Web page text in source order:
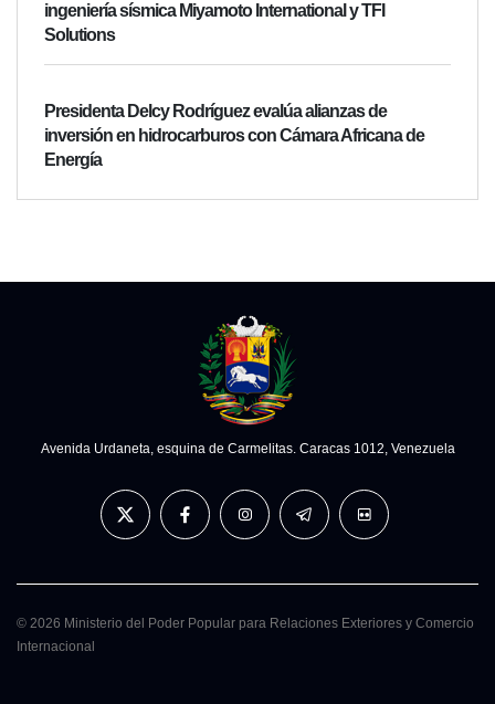
ingeniería sísmica Miyamoto International y TFI
Solutions
Presidenta Delcy Rodríguez evalúa alianzas de
inversión en hidrocarburos con Cámara Africana de
Energía
Avenida Urdaneta, esquina de Carmelitas. Caracas 1012, Venezuela
© 2026 Ministerio del Poder Popular para Relaciones Exteriores y Comercio
Internacional